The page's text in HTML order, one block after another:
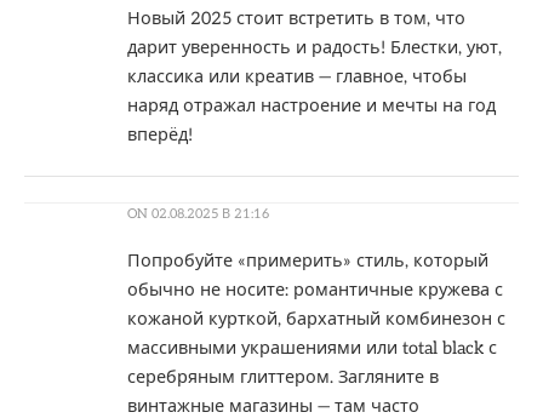
Новый 2025 стоит встретить в том, что
дарит уверенность и радость! Блестки, уют,
классика или креатив — главное, чтобы
наряд отражал настроение и мечты на год
вперёд!
ON 02.08.2025 В 21:16
Попробуйте «примерить» стиль, который
обычно не носите: романтичные кружева с
кожаной курткой, бархатный комбинезон с
массивными украшениями или total black с
серебряным глиттером. Загляните в
винтажные магазины — там часто